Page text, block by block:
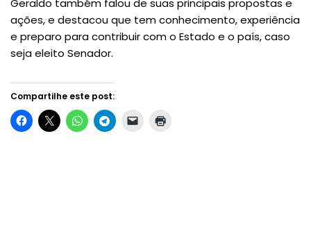
Geraldo também falou de suas principais propostas e
ações, e destacou que tem conhecimento, experiência
e preparo para contribuir com o Estado e o país, caso
seja eleito Senador.
Compartilhe este post: